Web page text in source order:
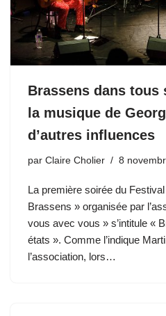
Brassens dans tous
la musique de
d’autres influences
par Claire Cholier 8
La première soirée du
Brassens » organisée par
vous avec vous » s’intitule «
états ». Comme l’indique
l’association, lors…